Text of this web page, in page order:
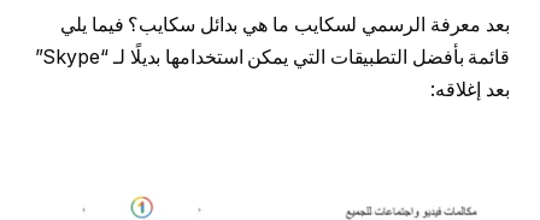
بعد معرفة الرسمي لسكايب ما هي بدائل سكايب؟ فيما يلي
قائمة بأفضل التطبيقات التي يمكن استخدامها بديلًا لـ “Skype”
بعد إغلاقه: